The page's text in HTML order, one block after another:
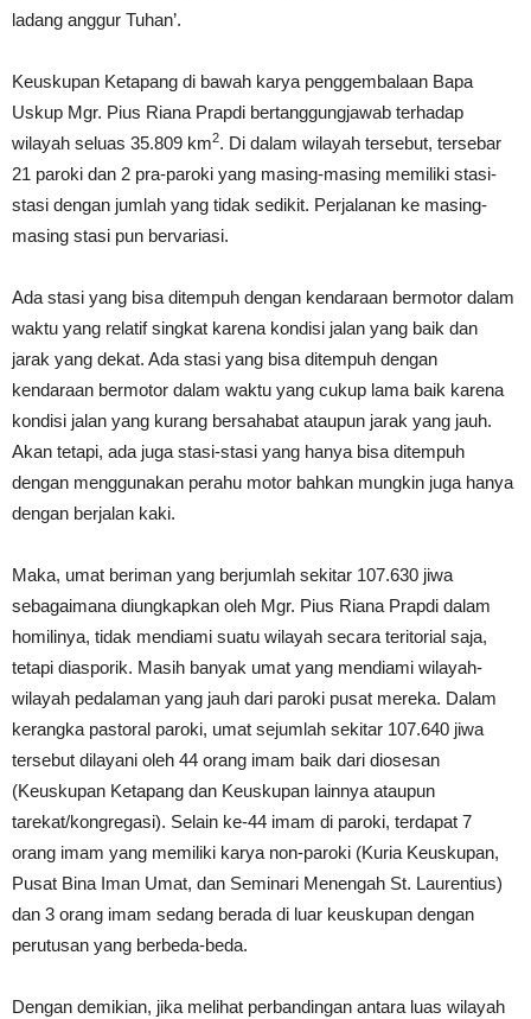
ladang anggur Tuhan’.
Keuskupan Ketapang di bawah karya penggembalaan Bapa
Uskup Mgr. Pius Riana Prapdi bertanggungjawab terhadap
wilayah seluas 35.809 km2. Di dalam wilayah tersebut, tersebar
21 paroki dan 2 pra-paroki yang masing-masing memiliki stasi-
stasi dengan jumlah yang tidak sedikit. Perjalanan ke masing-
masing stasi pun bervariasi.
Ada stasi yang bisa ditempuh dengan kendaraan bermotor dalam
waktu yang relatif singkat karena kondisi jalan yang baik dan
jarak yang dekat. Ada stasi yang bisa ditempuh dengan
kendaraan bermotor dalam waktu yang cukup lama baik karena
kondisi jalan yang kurang bersahabat ataupun jarak yang jauh.
Akan tetapi, ada juga stasi-stasi yang hanya bisa ditempuh
dengan menggunakan perahu motor bahkan mungkin juga hanya
dengan berjalan kaki.
Maka, umat beriman yang berjumlah sekitar 107.630 jiwa
sebagaimana diungkapkan oleh Mgr. Pius Riana Prapdi dalam
homilinya, tidak mendiami suatu wilayah secara teritorial saja,
tetapi diasporik. Masih banyak umat yang mendiami wilayah-
wilayah pedalaman yang jauh dari paroki pusat mereka. Dalam
kerangka pastoral paroki, umat sejumlah sekitar 107.640 jiwa
tersebut dilayani oleh 44 orang imam baik dari diosesan
(Keuskupan Ketapang dan Keuskupan lainnya ataupun
tarekat/kongregasi). Selain ke-44 imam di paroki, terdapat 7
orang imam yang memiliki karya non-paroki (Kuria Keuskupan,
Pusat Bina Iman Umat, dan Seminari Menengah St. Laurentius)
dan 3 orang imam sedang berada di luar keuskupan dengan
perutusan yang berbeda-beda.
Dengan demikian, jika melihat perbandingan antara luas wilayah